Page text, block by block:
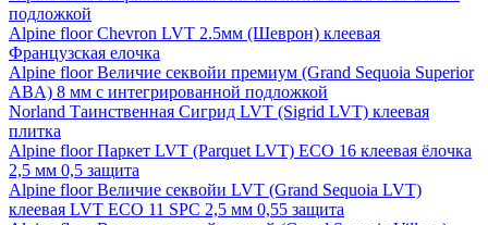
подложкой
Alpine floor Chevron LVT 2.5мм (Шеврон) клеевая
Французская елочка
Alpine floor Величие секвойи премиум (Grand Sequoia Superior
ABA) 8 мм с интегрированной подложкой
Norland Таинственная Сигрид LVT (Sigrid LVT) клеевая
плитка
Alpine floor Паркет LVT (Parquet LVT) ECO 16 клеевая ёлочка
2,5 мм 0,5 защита
Alpine floor Величие секвойи LVT (Grand Sequoia LVT)
клеевая LVT ECO 11 SPC 2,5 мм 0,55 защита